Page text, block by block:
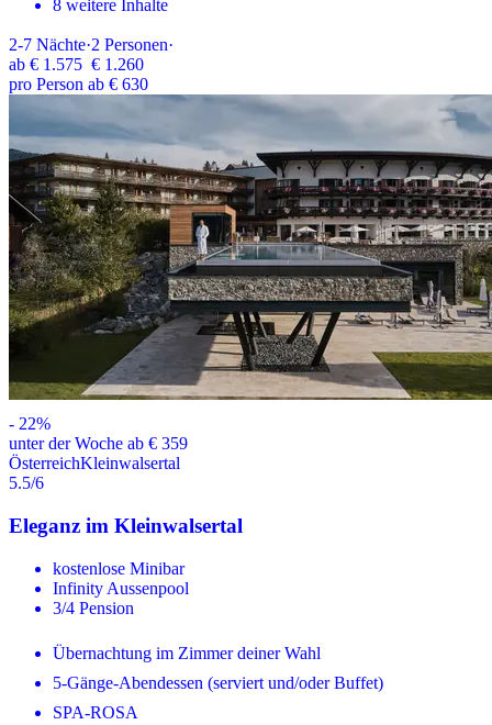
8 weitere Inhalte
2-7 Nächte·2 Personen·
ab € 1.575 € 1.260
pro Person ab € 630
- 22%
unter der Woche ab € 359
ÖsterreichKleinwalsertal
5.5/6
Eleganz im Kleinwalsertal
kostenlose Minibar
Infinity Aussenpool
3/4 Pension
Übernachtung im Zimmer deiner Wahl
5-Gänge-Abendessen (serviert und/oder Buffet)
SPA-ROSA